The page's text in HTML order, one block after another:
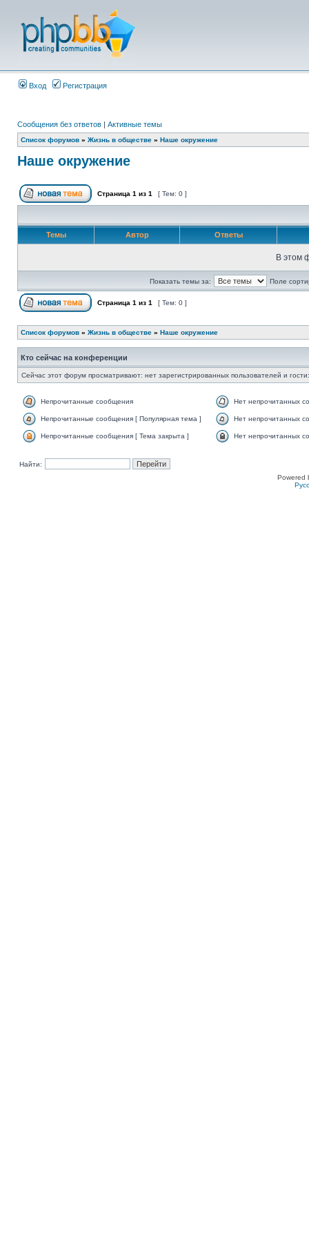
Вход Регистрация
Сообщения без ответов | Активные темы
Список форумов » Жизнь в обществе » Наше окружение
Наше окружение
Страница 1 из 1 [ Тем: 0 ]
Темы Автор Ответы
В этом
Показать темы за: Поле
Страница 1 из 1 [ Тем: 0 ]
Список форумов » Жизнь в обществе » Наше окружение
Кто сейчас на конференции
Сейчас этот форум просматривают: нет зарегистрированных пользователей и
Непрочитанные сообщения Нет непрочитанных
Непрочитанные сообщения [ Популярная тема ] Нет непрочитанных
Непрочитанные сообщения [ Тема закрыта ] Нет непрочитанных
Найти:
Powered